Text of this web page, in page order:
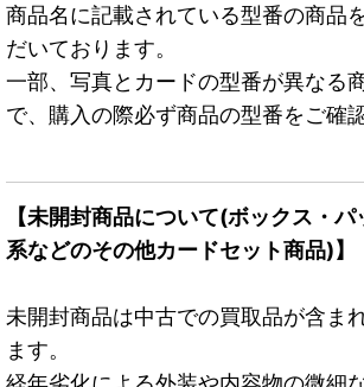
商品名に記載されている型番の商品
だいております。
一部、写真とカードの型番が異なる
で、購入の際必ず商品の型番をご確
【未開封商品について(ボックス・
系などのその他カードセット商品)】
未開封商品は中古での買取品が含ま
ます。